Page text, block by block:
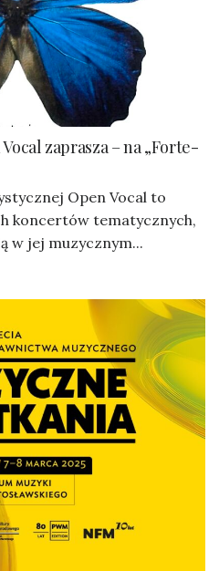
zaprasza – na „Forte-
Open Vocal to
koncertów tematycznych,
w jej muzycznym...